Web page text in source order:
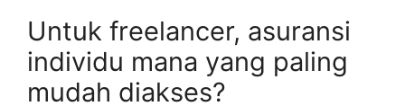
Untuk freelancer, asuransi
individu mana yang paling
mudah diakses?